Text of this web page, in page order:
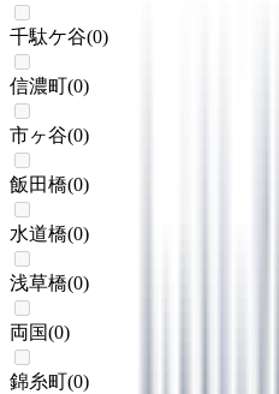
千駄ケ谷(0)
信濃町(0)
市ヶ谷(0)
飯田橋(0)
水道橋(0)
浅草橋(0)
両国(0)
錦糸町(0)